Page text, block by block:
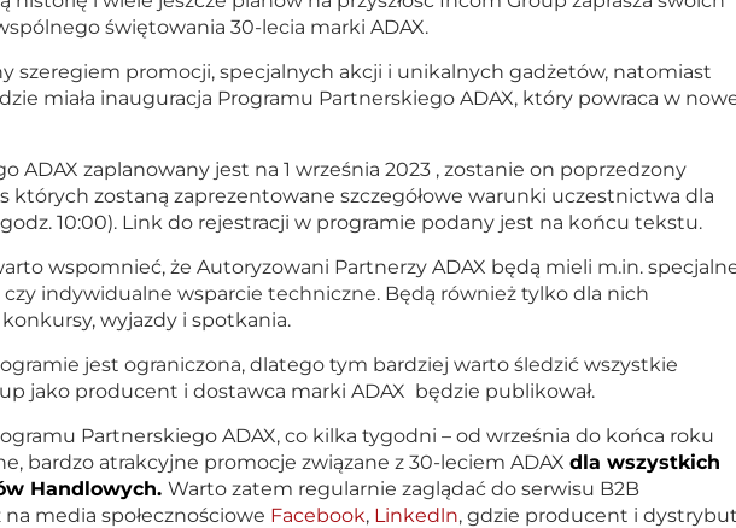
świętowania 30-lecia marki ADAX.
szeregiem promocji, specjalnych akcji i unikalnych gadżetów, natomiast
miała inauguracja Programu Partnerskiego ADAX, który powraca w
ADAX zaplanowany jest na 1 września 2023 , zostanie on poprzedzony
których zostaną zaprezentowane szczegółowe warunki uczestnictwa dla
godz. 10:00). Link do rejestracji w programie podany jest na końcu tekstu.
wspomnieć, że Autoryzowani Partnerzy ADAX będą mieli m.in.
indywidualne wsparcie techniczne. Będą również tylko dla nich
wyjazdy i spotkania.
jest ograniczona, dlatego tym bardziej warto śledzić wszystkie
jako producent i dostawca marki ADAX będzie publikował.
Partnerskiego ADAX, co kilka tygodni – od września do końca roku
bardzo atrakcyjne promocje związane z 30-leciem ADAX dla wszystkich
Handlowych. Warto zatem regularnie zaglądać do serwisu B2B
na media społecznościowe Facebook, Linkedln, gdzie producent i